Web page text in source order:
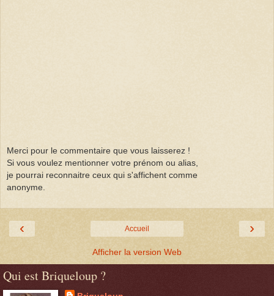
Merci pour le commentaire que vous laisserez !
Si vous voulez mentionner votre prénom ou alias,
je pourrai reconnaitre ceux qui s'affichent comme
anonyme.
‹ ›
Accueil
Afficher la version Web
Qui est Briqueloup ?